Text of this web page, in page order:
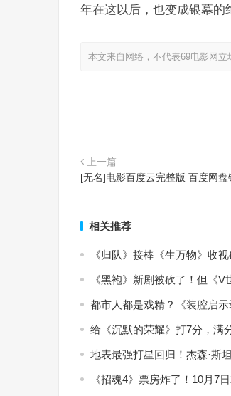
年在这以后，也变成银幕的
本文来自网络，不代表69电影网立
上一篇
[无名]电影百度云完整版 百度网盘
相关推荐
《归队》接棒《生万物》收
《黑袍》新剧被砍了！但《
都市人都是戏精？《装腔启
给《沉默的荣耀》打7分，满
地表最强打星回归！杰森·斯
《招魂4》票房炸了！10月7